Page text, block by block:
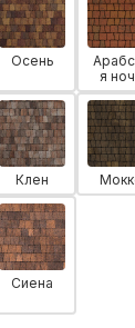
Осень
я
Клен
Сиена